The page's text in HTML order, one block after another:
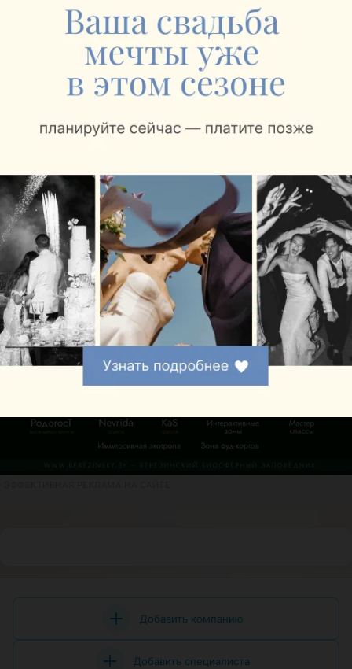
Несвиж, ул. Белорусская, 7 до 00:00
Добавить компанию
Добавить специалиста